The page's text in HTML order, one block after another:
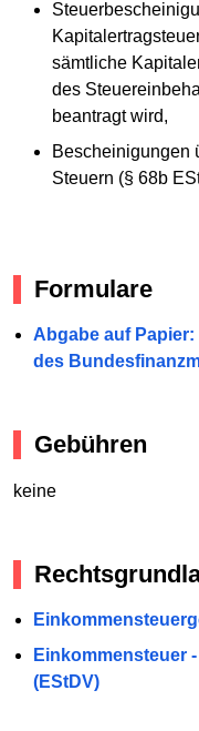
sämtliche
des
beantragt wird,
Bescheinigungen
Steuern (§ 68b
Formulare
Abgabe auf
des
Gebühren
keine
Einkommensteuer
(EStDV)